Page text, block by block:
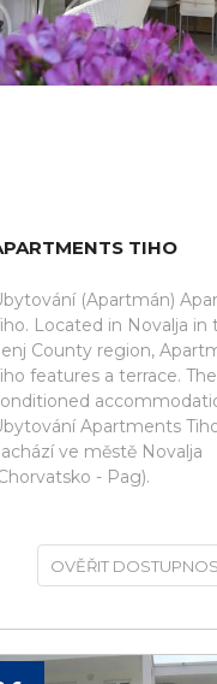
TIHO
(Apartmán)
Located in Novalja in
County region,
features a terrace.
Apartments
ve městě Novalja
- Pag).
OVĚŘIT